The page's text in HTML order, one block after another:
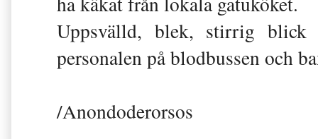
Uppsvälld, blek, stirrig
personalen på blodbussen och
/Anondoderorsos